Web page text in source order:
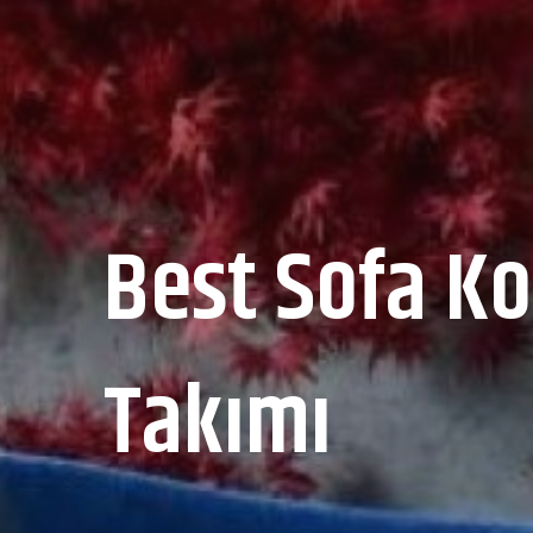
Best Sofa
Takımı